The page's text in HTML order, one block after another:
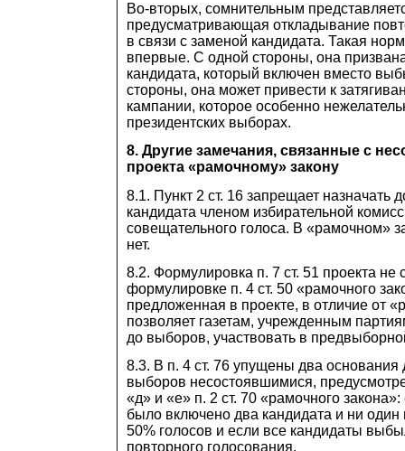
Во-вторых, сомнительным
предусматривающая откладывание
в связи с заменой кандидата. Такая
впервые. С одной стороны, она
кандидата, который включен вместо
стороны, она может привести к
кампании, которое особенно
президентских выборах.
8. Другие замечания, связанные с
проекта «рамочному» закону
8.1. Пункт 2 ст. 16 запрещает назначать
кандидата членом избирательной
совещательного голоса. В «рамочном»
нет.
8.2. Формулировка п. 7 ст. 51 проекта не
формулировке п. 4 ст. 50 «рамочного
предложенная в проекте, в отличие от
позволяет газетам, учрежденным
до выборов, участвовать в
8.3. В п. 4 ст. 76 упущены два основания
выборов несостоявшимися,
«д» и «е» п. 2 ст. 70 «рамочного
было включено два кандидата и ни один
50% голосов и если все кандидаты
повторного голосования.